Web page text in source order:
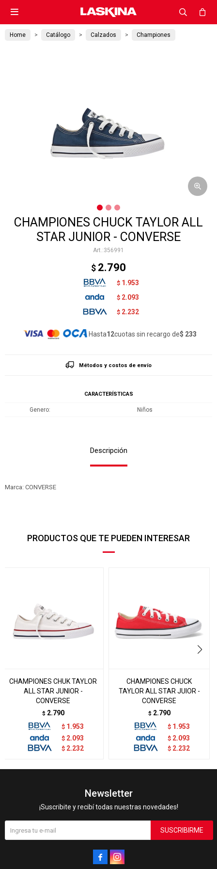

Home Catálogo Calzados Championes
CHAMPIONES CHUCK TAYLOR ALL
STAR JUNIOR - CONVERSE
356991
$ 2.790
$ 1.953
$ 2.093
$ 2.232
Hasta12cuotas sin recargo de$ 233
Métodos y costos de envío
CARACTERÍSTICAS
Genero Niños
Descripción
Marca: CONVERSE
PRODUCTOS QUE TE PUEDEN INTERESAR
CHAMPIONES CHUK TAYLOR
ALL STAR JUNIOR -
CONVERSE
$ 2.790
$ 1.953
$ 2.093
$ 2.232
CHAMPIONES CHUCK
TAYLOR ALL STAR JUIOR -
CONVERSE
$ 2.790
$ 1.953
$ 2.093
$ 2.232
Newsletter
¡Suscribite y recibí todas nuestras novedades!
SUSCRIBIRME
 